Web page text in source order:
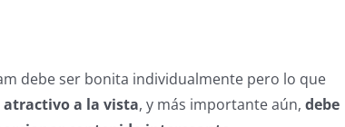
debe ser bonita individualmente pero lo que
atractivo a la vista, y más importante aún, debe